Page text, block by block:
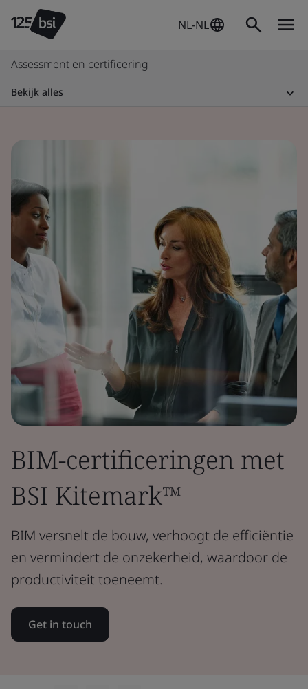
NL-NL
Assessment en certificering
Bekijk alles
BIM-certificeringen met
BSI Kitemark™
BIM versnelt de bouw, verhoogt de efficiëntie
en vermindert de onzekerheid, waardoor de
productiviteit toeneemt.
Get in touch